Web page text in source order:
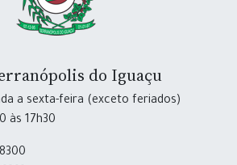
do Iguaçu
a sexta-feira (exceto feriados)
às 17h30